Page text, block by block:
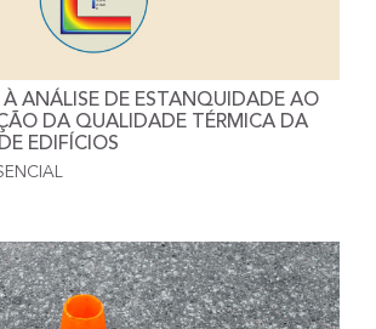
À ANÁLISE DE ESTANQUIDADE AO
DA QUALIDADE TÉRMICA DA
EDIFÍCIOS